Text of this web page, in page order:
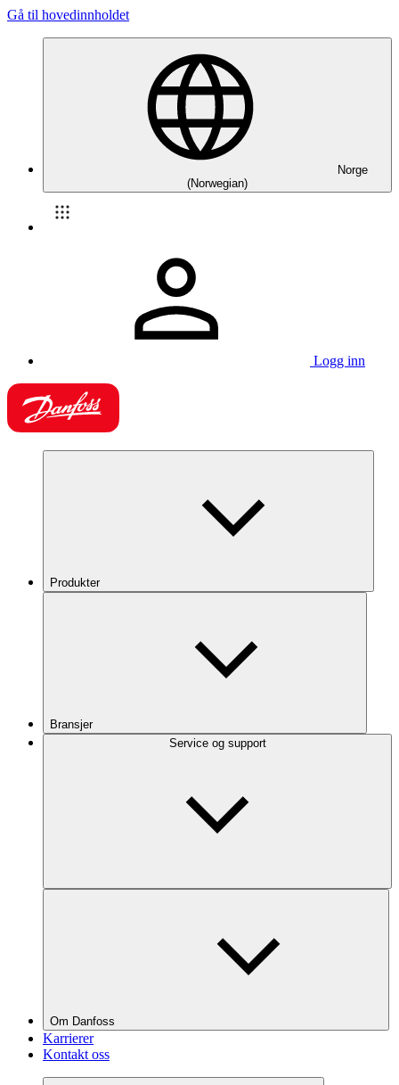
Gå til hovedinnholdet
Norge
(Norwegian)
Logg inn
Produkter
Bransjer
Service og support
Om Danfoss
Karrierer
Kontakt oss